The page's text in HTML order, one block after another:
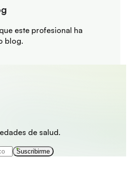
este profesional ha
blog.
de salud.
Suscribirme